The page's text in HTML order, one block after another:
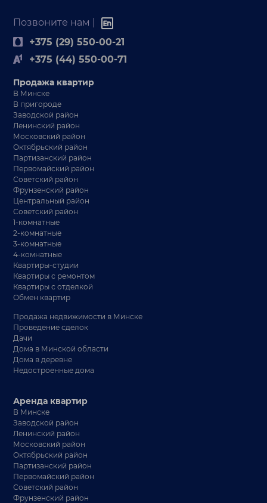
Позвоните нам |
+375 (29) 550-00-21
+375 (44) 550-00-71
Продажа квартир
В Минске
В пригороде
Заводской район
Ленинский район
Московский район
Октябрьский район
Партизанский район
Первомайский район
Советский район
Фрунзенский район
Центральный район
Советский район
1-комнатные
2-комнатные
3-комнатные
4-комнатные
Квартиры-студии
Квартиры с ремонтом
Квартиры с отделкой
Обмен квартир
Продажа недвижимости в Минске
Проведение сделок
Дачи
Дома в Минской области
Дома в деревне
Недостроенные дома
Аренда квартир
В Минске
Заводской район
Ленинский район
Московский район
Октябрьский район
Партизанский район
Первомайский район
Советский район
Фрунзенский район